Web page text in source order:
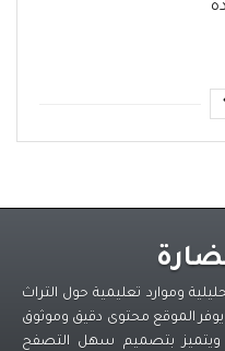
وموارد تعليمية حول التراث
يوفر الموقع محتوى دقيق وموثوق
ويتميز بتصميم سهل التصفح